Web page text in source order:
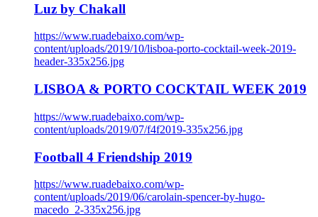
Luz by Chakall
https://www.ruadebaixo.com/wp-
content/uploads/2019/10/lisboa-porto-cocktail-week-2019-
header-335x256.jpg
LISBOA & PORTO COCKTAIL WEEK 2019
https://www.ruadebaixo.com/wp-
content/uploads/2019/07/f4f2019-335x256.jpg
Football 4 Friendship 2019
https://www.ruadebaixo.com/wp-
content/uploads/2019/06/carolain-spencer-by-hugo-
macedo_2-335x256.jpg